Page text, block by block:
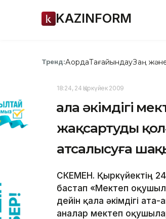
KAZINFORM
Тренд:АқордаТағайындауЗаң және
18:24, 24 Қыркүйек 2009
Қала әкімдігі
жақсартуды
атсалысуға
ӨСКЕМЕН. Қыркүйектің
бастап «Мектеп
дейін қала әкімдігі
аналар мектеп